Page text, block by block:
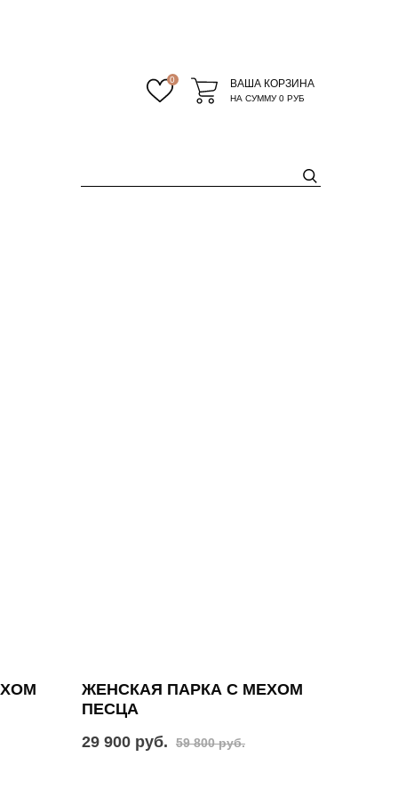
0 ВАША КОРЗИНА
НА СУММУ0 РУБ
ЖЕНСКАЯ ПАРКА С МЕХОМ
ПЕСЦА
29 900 руб.
59 800 руб.